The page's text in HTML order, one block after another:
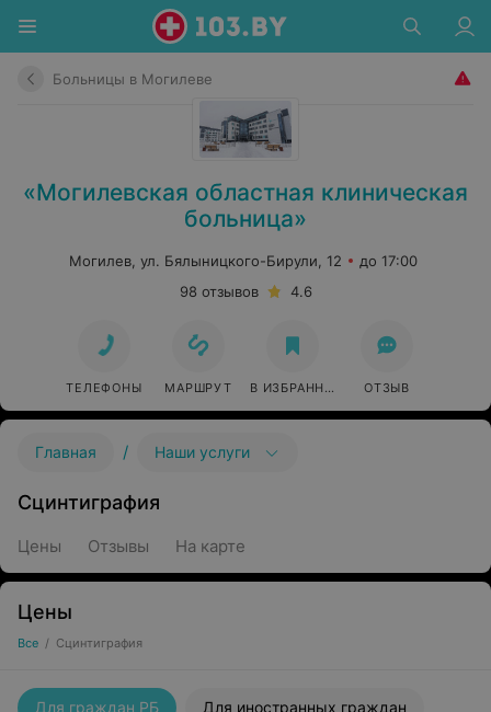
Больницы в Могилеве
«Могилевская областная клиническая
больница»
Могилев, ул. Бялыницкого-Бирули, 12
до 17:00
98 отзывов
4.6
ТЕЛЕФОНЫ МАРШРУТ В ИЗБРАННОЕ ОТЗЫВ
Главная / Наши услуги
Сцинтиграфия
Цены Отзывы На карте
Цены
Все / Сцинтиграфия
Для граждан РБ Для иностранных граждан